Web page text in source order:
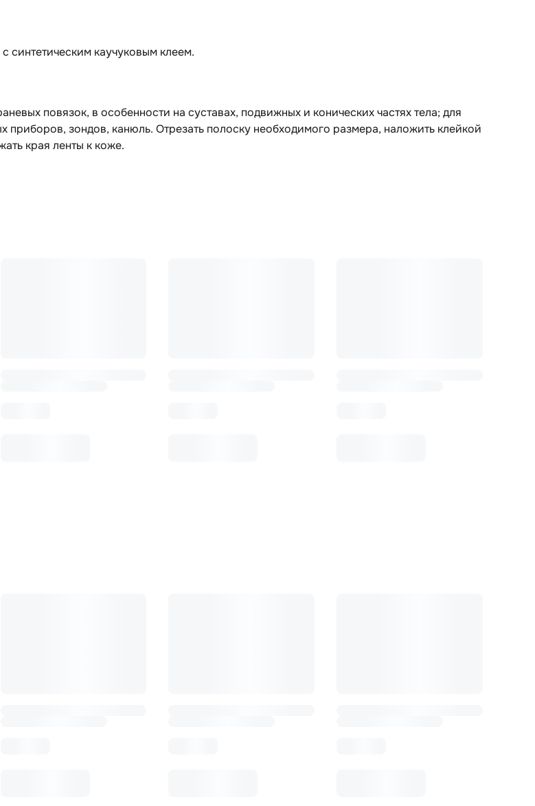
синтетическим каучуковым клеем.
повязок, в особенности на суставах, подвижных и конических частях тела; для
приборов, зондов, канюль. Отрезать полоску необходимого размера, наложить клейкой
края ленты к коже.